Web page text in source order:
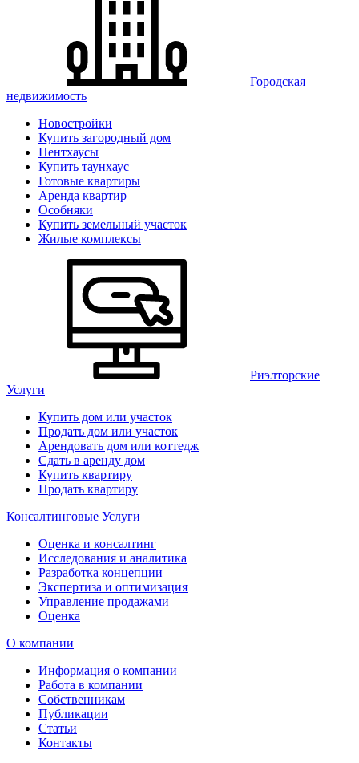
Городская
недвижимость
Новостройки
Купить загородный дом
Пентхаусы
Купить таунхаус
Готовые квартиры
Аренда квартир
Особняки
Купить земельный участок
Жилые комплексы
Риэлторские
Услуги
Купить дом или участок
Продать дом или участок
Арендовать дом или коттедж
Сдать в аренду дом
Купить квартиру
Продать квартиру
Консалтинговые Услуги
Оценка и консалтинг
Исследования и аналитика
Разработка концепции
Экспертиза и оптимизация
Управление продажами
Оценка
О компании
Информация о компании
Работа в компании
Собственникам
Публикации
Статьи
Контакты